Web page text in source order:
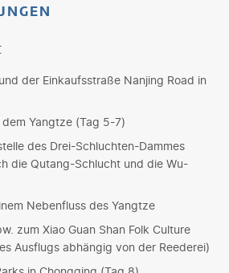
der Einkaufsstraße Nanjing Road in
Yangtze (Tag 5-7)
des Drei-Schluchten-Dammes
die Qutang-Schlucht und die Wu-
Nebenfluss des Yangtze
zum Xiao Guan Shan Folk Culture
Ausflugs abhängig von der Reederei)